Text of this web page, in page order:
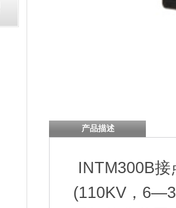
产品描述
INTM300B
(110KV，